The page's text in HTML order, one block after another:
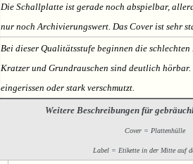
Die Schallplatte ist gerade noch abspielbar,
nur noch Archivierungswert. Das Cover ist sehr
Bei dieser Qualitätsstufe beginnen die
Kratzer und Grundrauschen sind deutlich
eingerissen oder stark verschmutzt.
Weitere Beschreibungen für
Cover = Plattenhülle
Label = Etikette in der Mitte auf